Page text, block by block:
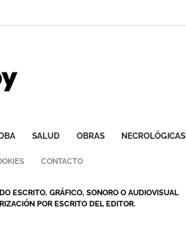
SALUD OBRAS NECROLÓGICAS
CONTACTO
ESCRITO, GRÁFICO, SONORO O AUDIOVISUAL
POR ESCRITO DEL EDITOR.